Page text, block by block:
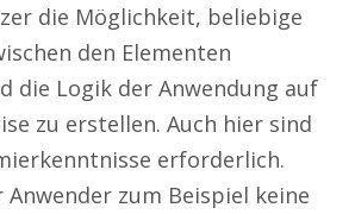
die Möglichkeit, beliebige
den Elementen
die Logik der Anwendung auf
zu erstellen. Auch hier sind
erforderlich.
Anwender zum Beispiel keine